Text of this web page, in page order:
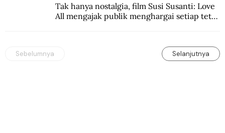
Tak hanya nostalgia, film Susi Susanti: Love
All mengajak publik menghargai setiap tetes
Sebelumnya Selanjutnya